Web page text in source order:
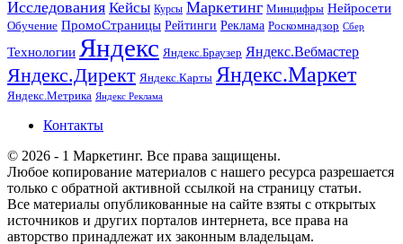
Исследования Кейсы Курсы Маркетинг Минцифры Нейросети
Обучение ПромоСтраницы Рейтинги Реклама Роскомнадзор Сбер
Технологии Яндекс Яндекс.Браузер Яндекс.Вебмастер
Яндекс.Директ Яндекс.Карты Яндекс.Маркет
Яндекс.Метрика Яндекс Реклама
Контакты
© 2026 - 1 Маркетинг. Все права защищены.
Любое копирование материалов с нашего ресурса разрешается
только с обратной активной ссылкой на страницу статьи.
Все материалы опубликованные на сайте взяты с открытых
источников и других порталов интернета, все права на
авторство принадлежат их законным владельцам.